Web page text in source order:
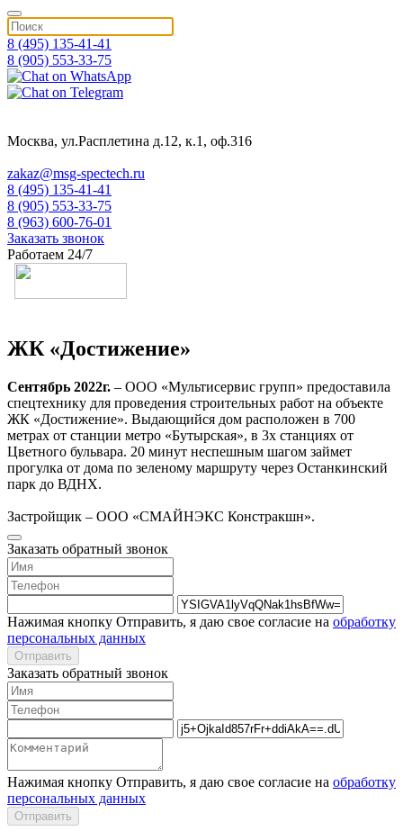
8 (495) 135-41-41
8 (905) 553-33-75
Москва, ул.Расплетина д.12, к.1, оф.316
zakaz@msg-spectech.ru
8 (495) 135-41-41
8 (905) 553-33-75
8 (963) 600-76-01
Заказать звонок
Работаем 24/7
ЖК «Достижение»
Сентябрь 2022г. – ООО «Мультисервис групп» предоставила
спецтехнику для проведения строительных работ на объекте
ЖК «Достижение». Выдающийся дом расположен в 700
метрах от станции метро «Бутырская», в 3х станциях от
Цветного бульвара. 20 минут неспешным шагом займет
прогулка от дома по зеленому маршруту через Останкинский
парк до ВДНХ.
Застройщик – ООО «СМАЙНЭКС Констракшн».
Заказать обратный звонок
Нажимая кнопку Отправить, я даю свое согласие на обработку
персональных данных
Отправить
Заказать обратный звонок
Нажимая кнопку Отправить, я даю свое согласие на обработку
персональных данных
Отправить